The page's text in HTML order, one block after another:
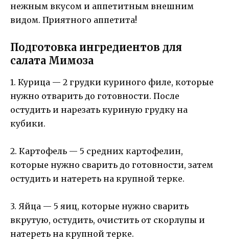
нежным вкусом и аппетитным внешним
видом. Приятного аппетита!
Подготовка ингредиентов для
салата Мимоза
1. Курица — 2 грудки куриного филе, которые
нужно отварить до готовности. После
остудить и нарезать куриную грудку на
кубики.
2. Картофель — 5 средних картофелин,
которые нужно сварить до готовности, затем
остудить и натереть на крупной терке.
3. Яйца — 5 яиц, которые нужно сварить
вкрутую, остудить, очистить от скорлупы и
натереть на крупной терке.